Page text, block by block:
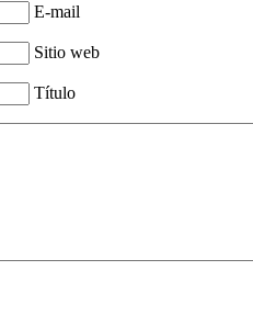
E-mail
Sitio web
Título